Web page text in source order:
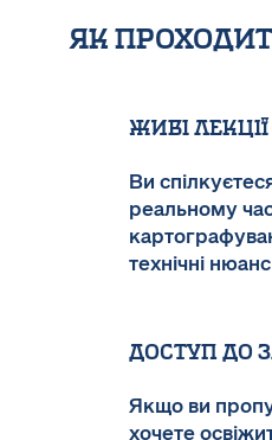
як
Живі
Ви
реальному
технічні
Доступ до
Якщо ви
хочете